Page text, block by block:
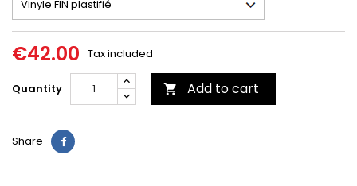
€42.00 Tax included
Quantity  Add to cart
Share